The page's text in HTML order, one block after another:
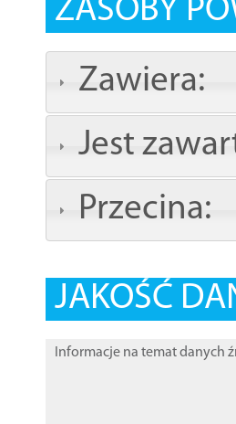
ZASOBY
Zawiera:
Jest
Przecina:
JAKOŚĆ
Informacje na temat danych